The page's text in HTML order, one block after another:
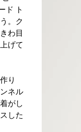
ド ト
。ク
わ目
げて
り
ネル
がし
した